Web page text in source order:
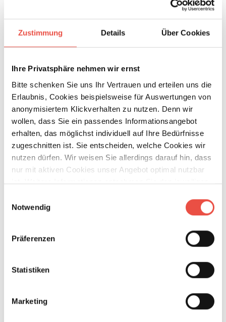
Zustimmung Details Über Cookies
Ihre Privatsphäre nehmen wir ernst
Bitte schenken Sie uns Ihr Vertrauen und erteilen uns die
Erlaubnis, Cookies beispielsweise für Auswertungen von
anonymisiertem Klickverhalten zu nutzen. Denn wir
wollen, dass Sie ein passendes Informationsangebot
erhalten, das möglichst individuell auf Ihre Bedürfnisse
zugeschnitten ist. Sie entscheiden, welche Cookies wir
nutzen dürfen. Wir weisen Sie allerdings darauf hin, dass
nur mit aktiven Cookies unser Angebot optimal nutzbar
ist. Weitere Informationen entnehmen Sie den jeweiligen
Notwendig
Präferenzen
Statistiken
Marketing
Schlafplätze 2
Infrastruktur Küche, WC
Betten Doppelbett quer
Tag
Beschreibung